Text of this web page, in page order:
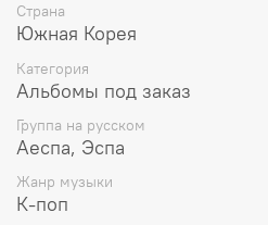
Страна
Южная Корея
Категория
Альбомы под заказ
Группа на русском
Аеспа, Эспа
Жанр музыки
К-поп